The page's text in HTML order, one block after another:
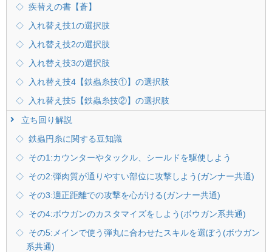
疾替えの書【蒼】
入れ替え技1の選択肢
入れ替え技2の選択肢
入れ替え技3の選択肢
入れ替え技4【鉄蟲糸技①】の選択肢
入れ替え技5【鉄蟲糸技②】の選択肢
立ち回り解説
鉄蟲円糸に関する豆知識
その1:カウンターやタックル、シールドを駆使しよう
その2:弾肉質が通りやすい部位に攻撃しよう(ガンナー共通)
その3:適正距離での攻撃を心がける(ガンナー共通)
その4:ボウガンのカスタマイズをしよう(ボウガン系共通)
その5:メインで使う弾丸に合わせたスキルを選ぼう(ボウガン
系共通)